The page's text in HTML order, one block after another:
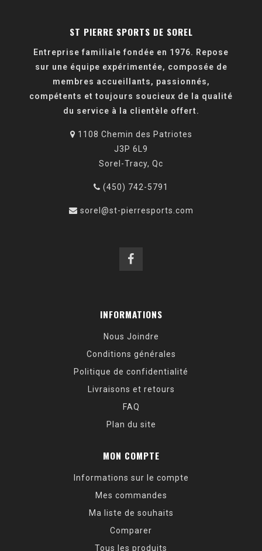
ST PIERRE SPORTS DE SOREL
Entreprise familiale fondée en 1976. Repose
sur une équipe expérimentée, composée de
membres accueillants, passionnés,
compétents et toujours soucieux de la qualité
du service à la clientèle offert.
1108 Chemin des Patriotes
J3P 6L9
Sorel-Tracy, Qc
(450) 742-5791
sorel@st-pierresports.com
INFORMATIONS
Nous Joindre
Conditions générales
Politique de confidentialité
Livraisons et retours
FAQ
Plan du site
MON COMPTE
Informations sur le compte
Mes commandes
Ma liste de souhaits
Comparer
Tous les produits